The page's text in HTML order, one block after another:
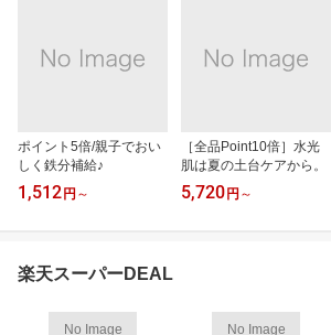
ポイント5倍/親子でおい
しく鉄分補給♪
1,512 円 ～
［全品Point10倍］水光
肌は夏の土台ケアから。
5,720 円 ～
楽天スーパーDEAL
No Image No Image